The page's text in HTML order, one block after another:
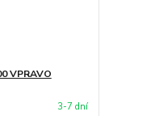
VPRAVO
3-7 dní